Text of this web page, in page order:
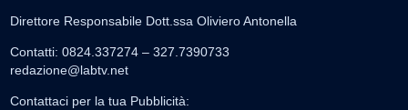
Direttore Responsabile Dott.ssa Oliviero Antonella
Contatti: 0824.337274 – 327.7390733
redazione@labtv.net
Contattaci per la tua Pubblicità: